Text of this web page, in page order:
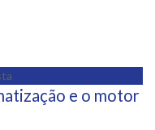
e o motor